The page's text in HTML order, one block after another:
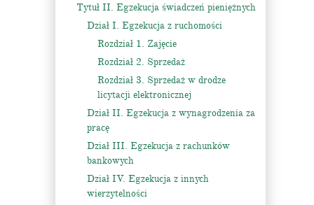
Tytuł II. Egzekucja świadczeń pieniężnych
Dział I. Egzekucja z ruchomości
Rozdział 1. Zajęcie
Rozdział 2. Sprzedaż
Rozdział 3. Sprzedaż w drodze
licytacji elektronicznej
Dział II. Egzekucja z wynagrodzenia za
pracę
Dział III. Egzekucja z rachunków
bankowych
Dział IV. Egzekucja z innych
wierzytelności